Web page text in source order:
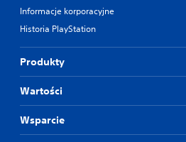
Informacje korporacyjne
Historia PlayStation
Produkty
Wartości
Wsparcie